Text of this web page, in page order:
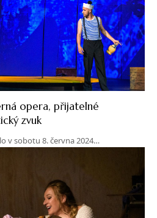
opera, přijatelné
zvuk
v sobotu 8. června 2024…